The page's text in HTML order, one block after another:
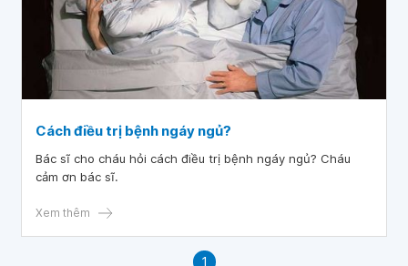
Cách điều trị bệnh ngáy ngủ?
Bác sĩ cho cháu hỏi cách điều trị bệnh ngáy ngủ? Cháu
cảm ơn bác sĩ.
Xem thêm
1